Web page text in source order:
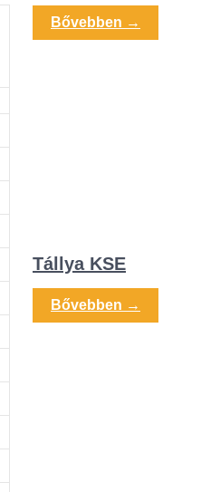
Bővebben →
Tállya KSE
Bővebben →